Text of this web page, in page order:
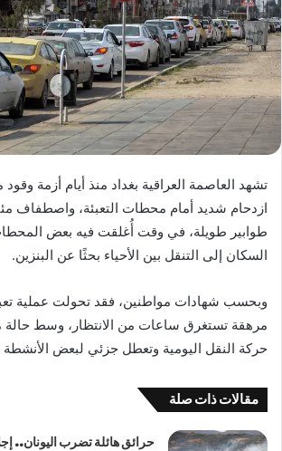
تشهد العاصمة العراقية بغداد منذ أيام أزمة
ازدحام شديد أمام محطات التعبئة، واصطفاف
طوابير طويلة، في وقت أُغلقت فيه بعض
السكان إلى التنقل بين الأحياء بحثًا عن البنزين.
وبحسب شهادات مواطنين، فقد تحولت عملية
مرهقة تستغرق ساعات من الانتظار، وسط حالة
حركة النقل اليومية وتعطل جزئي لبعض الأنشطة
مقالات ذات صلة
حرائق هائلة تضرب اليونان..